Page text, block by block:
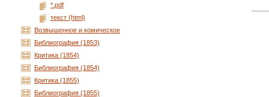
*.pdf
текст (html)
Возвышенное и комическое
Библиография (1853)
Критика (1854)
Библиография (1854)
Критика (1855)
Библиография (1855)